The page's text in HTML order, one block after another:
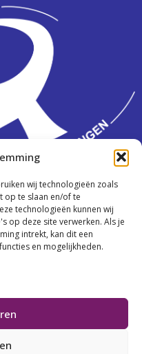
wij technologieën zoals
op te slaan en/of te
technologieën kunnen wij
op deze site verwerken. Als je
intrekt, kan dit een
en mogelijkheden.